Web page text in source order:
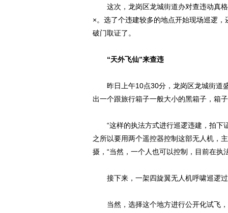
这次，龙岗区龙城街道办对查违动真格
×。选了个违建较多的地点开始现场巡逻
破门取证了。
“天外飞仙”来查违
昨日上午10点30分，龙岗区龙城街道盛
出一个跟旅行箱子一般大小的黑箱子，箱
“这样的执法方式进行巡逻违建，拍下
之所以要用两个遥控器控制这部无人机，
摄，“当然，一个人也可以控制，目前在执
接下来，一架四旋翼无人机呼啸巡逻过
当然，选择这个地方进行公开化试飞，